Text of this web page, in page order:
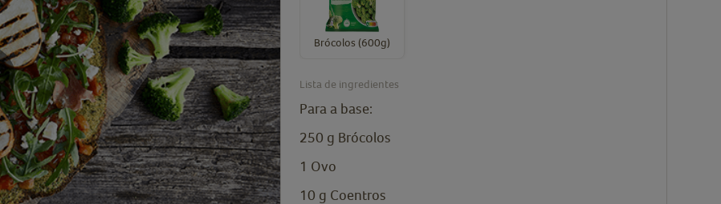
Brócolos (600g)
Lista de ingredientes
Para a base:
250 g Brócolos
1 Ovo
10 g Coentros